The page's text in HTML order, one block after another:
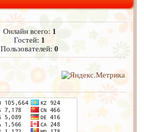
Онлайн всего: 1
Гостей: 1
Пользователей:0